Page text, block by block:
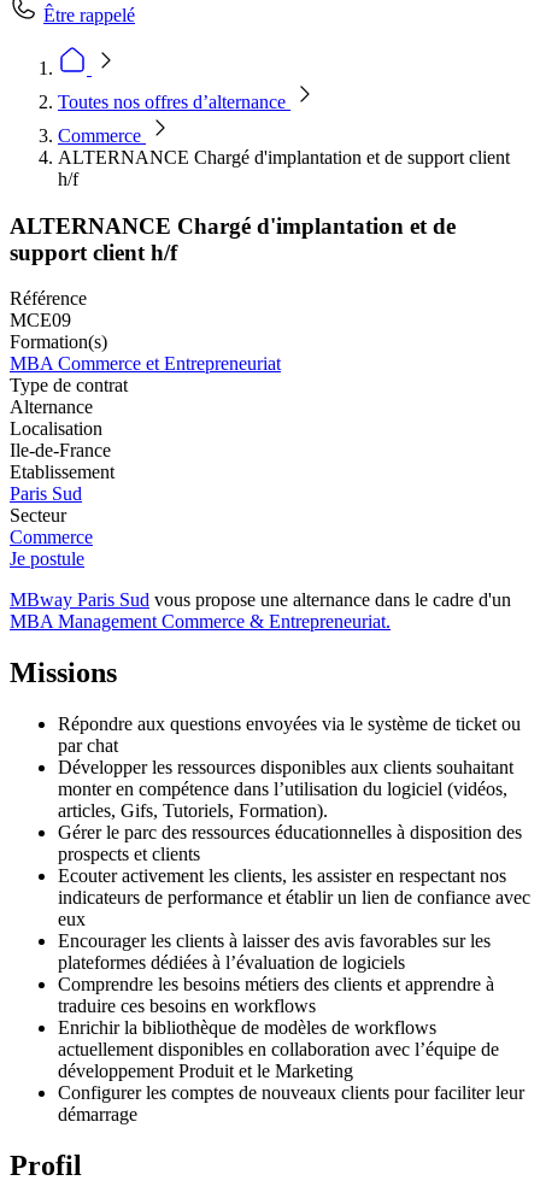
Être rappelé
Toutes nos offres d’alternance
Commerce
ALTERNANCE Chargé d'implantation et de support client
h/f
ALTERNANCE Chargé d'implantation et de
support client h/f
Référence
MCE09
Formation(s)
MBA Commerce et Entrepreneuriat
Type de contrat
Alternance
Localisation
Ile-de-France
Etablissement
Paris Sud
Secteur
Commerce
Je postule
MBway Paris Sud vous propose une alternance dans le cadre d'un
MBA Management Commerce & Entrepreneuriat.
Missions
Répondre aux questions envoyées via le système de ticket ou
par chat
Développer les ressources disponibles aux clients souhaitant
monter en compétence dans l’utilisation du logiciel (vidéos,
articles, Gifs, Tutoriels, Formation).
Gérer le parc des ressources éducationnelles à disposition des
prospects et clients
Ecouter activement les clients, les assister en respectant nos
indicateurs de performance et établir un lien de confiance avec
eux
Encourager les clients à laisser des avis favorables sur les
plateformes dédiées à l’évaluation de logiciels
Comprendre les besoins métiers des clients et apprendre à
traduire ces besoins en workflows
Enrichir la bibliothèque de modèles de workflows
actuellement disponibles en collaboration avec l’équipe de
développement Produit et le Marketing
Configurer les comptes de nouveaux clients pour faciliter leur
démarrage
Profil